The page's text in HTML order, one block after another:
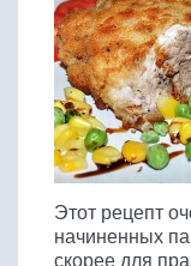
Этот рецепт
начиненных
скорее для